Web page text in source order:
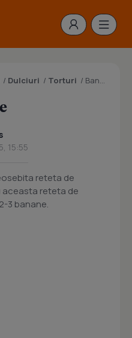
/ Dulciuri / Torturi / Banana Roll Cake
15:55
reteta de
aceasta reteta de
3 banane.